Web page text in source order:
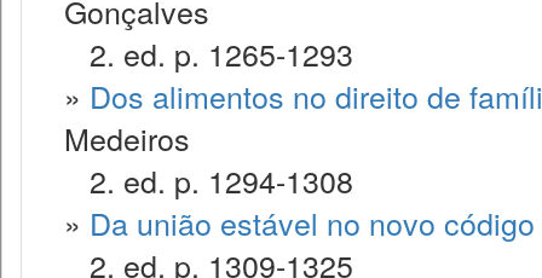
Gonçalves
2. ed. p. 1265-1293
» Dos alimentos no direito de
Medeiros
2. ed. p. 1294-1308
» Da união estável no novo
2. ed. p. 1309-1325